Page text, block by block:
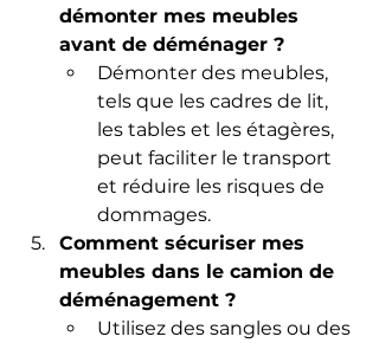
démonter mes meubles
avant de déménager ?
Démonter des meubles,
tels que les cadres de lit,
les tables et les étagères,
peut faciliter le transport
et réduire les risques de
dommages.
Comment sécuriser mes
meubles dans le camion de
déménagement ?
Utilisez des sangles ou des